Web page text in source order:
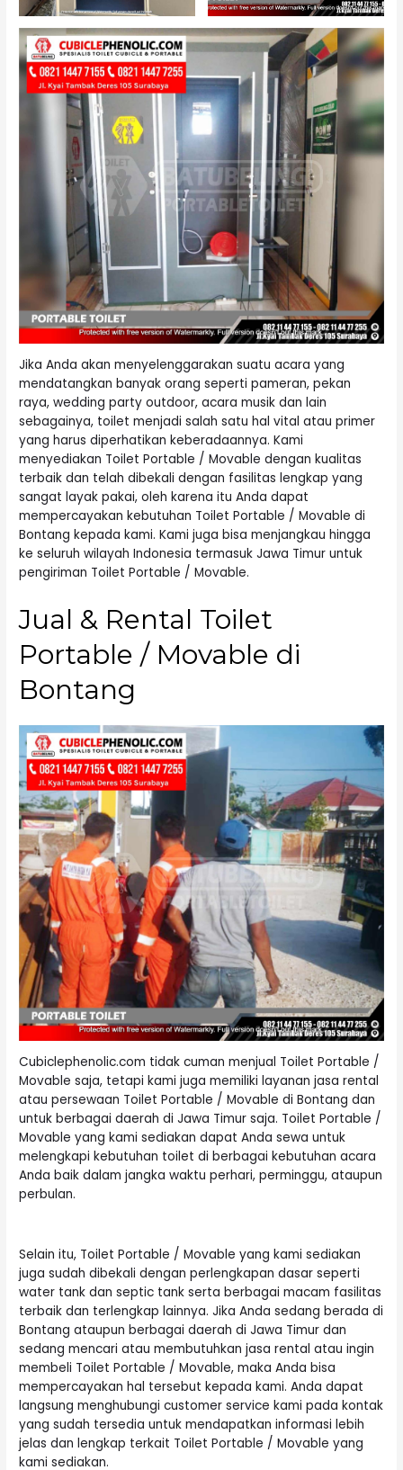
Jika Anda akan menyelenggarakan suatu acara yang
mendatangkan banyak orang seperti pameran, pekan
raya, wedding party outdoor, acara musik dan lain
sebagainya, toilet menjadi salah satu hal vital atau primer
yang harus diperhatikan keberadaannya. Kami
menyediakan Toilet Portable / Movable dengan kualitas
terbaik dan telah dibekali dengan fasilitas lengkap yang
sangat layak pakai, oleh karena itu Anda dapat
mempercayakan kebutuhan Toilet Portable / Movable di
Bontang kepada kami. Kami juga bisa menjangkau hingga
ke seluruh wilayah Indonesia termasuk Jawa Timur untuk
pengiriman Toilet Portable / Movable.
Jual & Rental Toilet
Portable / Movable di
Bontang
Cubiclephenolic.com tidak cuman menjual Toilet Portable /
Movable saja, tetapi kami juga memiliki layanan jasa rental
atau persewaan Toilet Portable / Movable di Bontang dan
untuk berbagai daerah di Jawa Timur saja. Toilet Portable /
Movable yang kami sediakan dapat Anda sewa untuk
melengkapi kebutuhan toilet di berbagai kebutuhan acara
Anda baik dalam jangka waktu perhari, perminggu, ataupun
perbulan.
Selain itu, Toilet Portable / Movable yang kami sediakan
juga sudah dibekali dengan perlengkapan dasar seperti
water tank dan septic tank serta berbagai macam fasilitas
terbaik dan terlengkap lainnya. Jika Anda sedang berada di
Bontang ataupun berbagai daerah di Jawa Timur dan
sedang mencari atau membutuhkan jasa rental atau ingin
membeli Toilet Portable / Movable, maka Anda bisa
mempercayakan hal tersebut kepada kami. Anda dapat
langsung menghubungi customer service kami pada kontak
yang sudah tersedia untuk mendapatkan informasi lebih
jelas dan lengkap terkait Toilet Portable / Movable yang
kami sediakan.